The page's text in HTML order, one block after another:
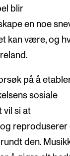
blir
en noe
kan være, og
på å
sosiale
vil si at
reproduserer
den.